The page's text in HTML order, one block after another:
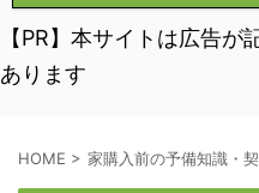
【PR】本サイトは広告
あります
HOME > 家購入前の予備知識・